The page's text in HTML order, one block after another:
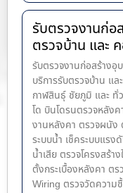
รับตรวจงานก่อ
ตรวจบ้าน และ
รับตรวจงานก่อสร้างอุ
บริการรับตรวจบ้าน แ
กาฬสินธุ์ ชัยภูมิ และ ทั่
โด บินโดรนตรวจหลัง
งานหลังคา ตรวจผนัง
ระบบน้ำ เช็คระบบแร
น้ำ​เสีย ตรวจโครงสร้า
ตั้งกระเบื้องหลังคา ตร
Wiring ตรวจวัดความ